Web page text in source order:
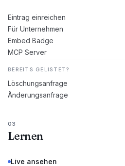
Eintrag einreichen
Für Unternehmen
Embed Badge
MCP Server
BEREITS GELISTET?
Löschungsanfrage
Änderungsanfrage
03
Lernen
Live ansehen